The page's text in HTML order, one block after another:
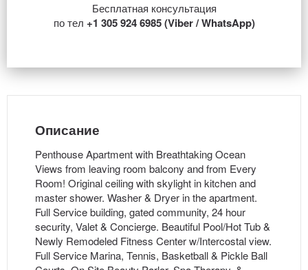
Бесплатная консультация
по тел +1 305 924 6985 (Viber / WhatsApp)
Описание
Penthouse Apartment with Breathtaking Ocean
Views from leaving room balcony and from Every
Room! Original ceiling with skylight in kitchen and
master shower. Washer & Dryer in the apartment.
Full Service building, gated community, 24 hour
security, Valet & Concierge. Beautiful Pool/Hot Tub &
Newly Remodeled Fitness Center w/Intercostal view.
Full Service Marina, Tennis, Basketball & Pickle Ball